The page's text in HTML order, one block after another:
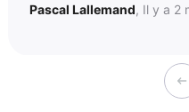
Pascal Lallemand, Il y a 2